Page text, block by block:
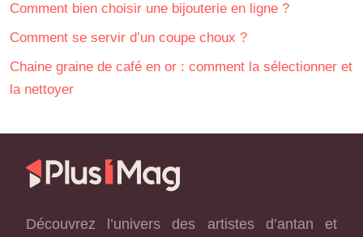
Comment bien choisir une bijouterie en ligne ?
Comment se servir d’un coupe choux ?
Chaine graine de café en or : comment la sélectionner et
la nettoyer
Découvrez l’univers des artistes d’antan et